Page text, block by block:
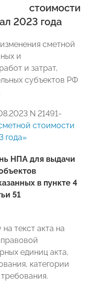
стоимости
2023 года
сметной
и
и затрат,
субъектов РФ
N 21491-
стоимости
года»
НПА для выдачи
в пункте 4
51
текст акта на
единиц акта,
категории